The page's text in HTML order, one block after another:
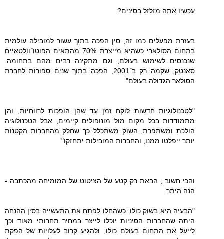
עכשיו אתה מזלזל בסינים?
בעזרת מפעלים כמו זה, סין הפכה בתוך עשור למובילה עולמית
בתחום הסולארי כשהיא מייצרת 70% מהתאים הפוטו־וולטאיים
שנכנסים לשימוש בעולם, וגם מתקינה רבים מהם בתחומה.
סאנטק, שקמה רק ב־2001, הפכה בתוך שנים ספורות לחברת
הסולאר הגדולה בעולם"
"לטכנולוגיות חדשות לוקח זמן עד שהן הופכות לרווחיות, והן
מתמודדות בכל מקום מול מונופולים קיימים, אבל הטכנולוגיה
הולכת ומשתפרת, השוק משתכלל כך שחלק מהחברות הקטנות
יותר ייפלטו ממנו, והחברות המובילות יתחזקו"
והכי חשוב , הבאת רק קטע של הציטוט של המומיחה מהכתבה -
הנה היתר:
"הבעיה היא בשוק כולו. כשהחלו לפתח את התעשייה בסין ההנחה
היתה שהחברות הסיניות יוכלו לייצר במחיר תחרותי מאוד וכך
לייעל את התחום בעולם כולו, ולהגיע קרוב לעלויות של הפקת